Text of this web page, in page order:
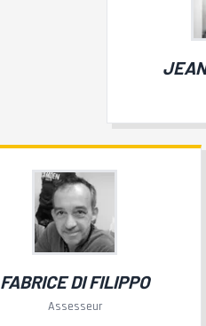
FABRICE DI FILIPPO
Assesseur